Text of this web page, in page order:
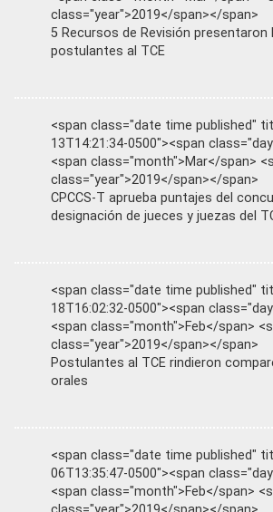
class="year">2019</span></span>
5 Recursos de Revisión presentaron
postulantes al TCE
<span class="date time published"
13T14:21:34-0500"><span
<span class="month">Mar</span>
class="year">2019</span></span>
CPCCS-T aprueba puntajes del
designación de jueces y juezas del
<span class="date time published"
18T16:02:32-0500"><span
<span class="month">Feb</span>
class="year">2019</span></span>
Postulantes al TCE rindieron
orales
<span class="date time published"
06T13:35:47-0500"><span
<span class="month">Feb</span>